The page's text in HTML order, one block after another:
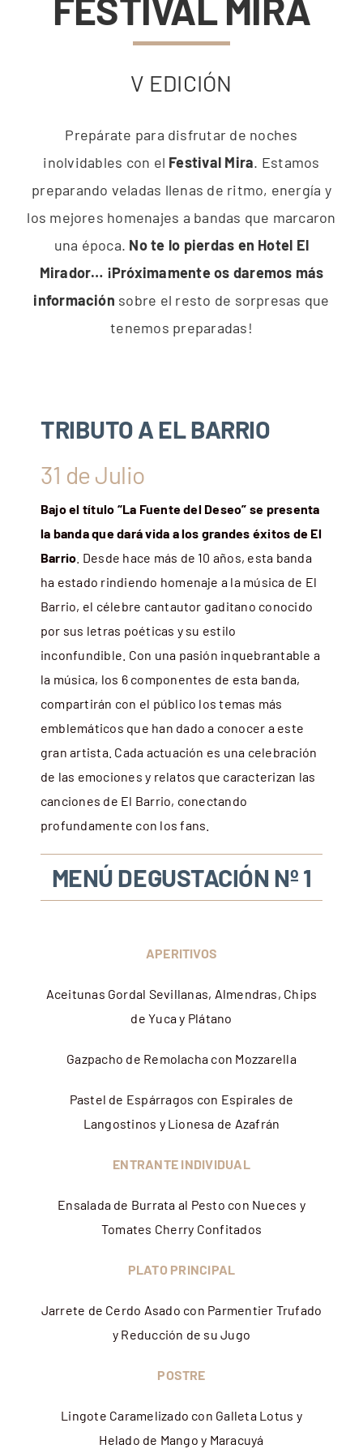
FESTIVAL MIRA
V EDICIÓN
Prepárate para disfrutar de noches
inolvidables con el Festival Mira. Estamos
preparando veladas llenas de ritmo, energía y
los mejores homenajes a bandas que marcaron
una época. No te lo pierdas en Hotel El
Mirador… ¡Próximamente os daremos más
información sobre el resto de sorpresas que
tenemos preparadas!
TRIBUTO A EL BARRIO
31 de Julio
Bajo el título “La Fuente del Deseo” se presenta
la banda que dará vida a los grandes éxitos de El
Barrio . Desde hace más de 10 años, esta banda
ha estado rindiendo homenaje a la música de El
Barrio, el célebre cantautor gaditano conocido
por sus letras poéticas y su estilo
inconfundible. Con una pasión inquebrantable a
la música, los 6 componentes de esta banda,
compartirán con el público los temas más
emblemáticos que han dado a conocer a este
gran artista. Cada actuación es una celebración
de las emociones y relatos que caracterizan las
canciones de El Barrio, conectando
profundamente con los fans.
MENÚ DEGUSTACIÓNNº 1
APERITIVOS
Aceitunas Gordal Sevillanas, Almendras, Chips
de Yuca y Plátano
Gazpacho de Remolacha con Mozzarella
Pastel de Espárragos con Espirales de
Langostinos y Lionesa de Azafrán
ENTRANTE INDIVIDUAL
Ensalada de Burrata al Pesto con Nueces y
Tomates Cherry Confitados
PLATO PRINCIPAL
Jarrete de Cerdo Asado con Parmentier Trufado
y Reducción de su Jugo
POSTRE
Lingote Caramelizado con Galleta Lotus y
Helado de Mango y Maracuyá